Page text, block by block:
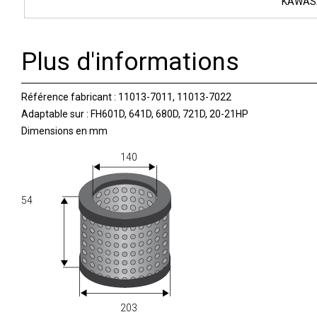
Plus d'informations
Référence fabricant : 11013-7011, 11013-7022
Adaptable sur : FH601D, 641D, 680D, 721D, 20-21HP
Dimensions en mm
140
54
203